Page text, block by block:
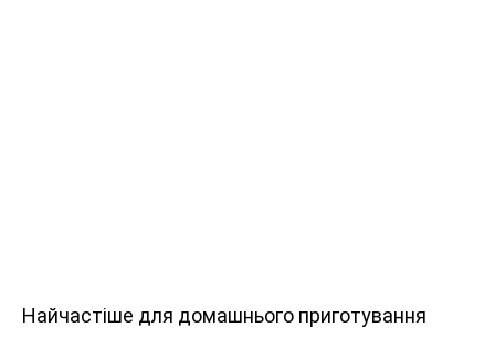
Найчастіше для домашнього приготування